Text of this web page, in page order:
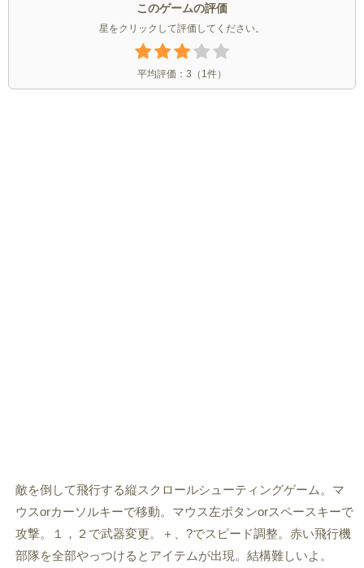
このゲームの評価
星をクリックして評価してください。
平均評価： 3 （ 1件）
敵を倒して飛行する縦スクロールシューティングゲーム。マ
ウスorカーソルキーで移動。マウス左ボタンorスペースキーで
攻撃。１，２で武器変更。＋、?でスピード調整。赤い飛行機
部隊を全部やっつけるとアイテムが出現。結構難しいよ。